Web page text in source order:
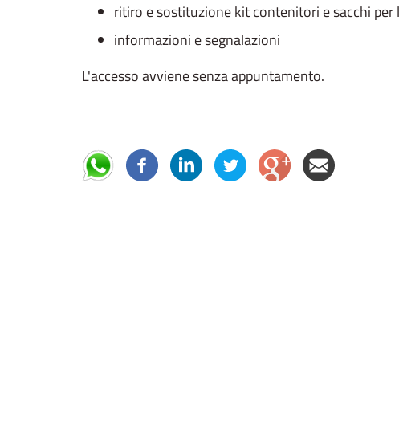
ritiro e sostituzione kit contenitori e sacchi
informazioni e segnalazioni
L'accesso avviene senza appuntamento.